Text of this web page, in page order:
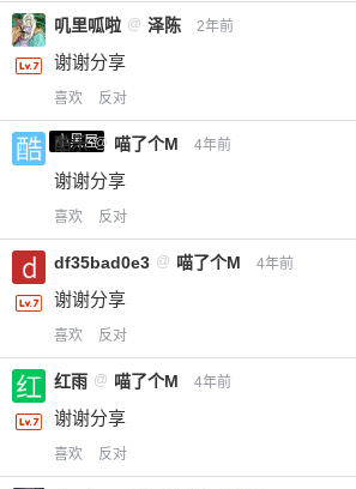
叽里呱啦 @ 泽陈 2年前
谢谢分享
喜欢 反对
小黑屋
酷乐 @ 喵了个M 4年前
谢谢分享
喜欢 反对
df35bad0e3 @ 喵了个M 4年前
谢谢分享
喜欢 反对
红雨 @ 喵了个M 4年前
谢谢分享
喜欢 反对